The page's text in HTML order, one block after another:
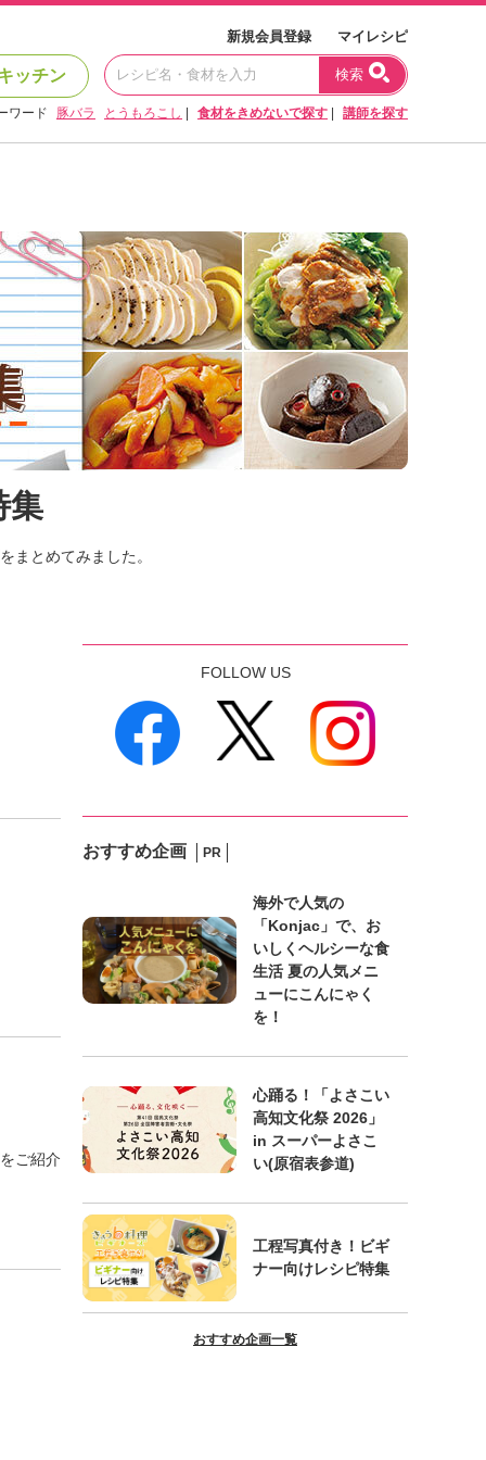
新規会員登録 マイレシピ
ッチン 検索
ワード 豚バラ とうもろこし 食材をきめないで探す 講師を探す
集
まとめてみました。
ご紹介
FOLLOW US
おすすめ企画 PR
海外で人気の
「Konjac」で、お
いしくヘルシーな食
生活 夏の人気メニ
ューにこんにゃく
を！
心踊る！「よさこい
高知文化祭 2026」
in スーパーよさこ
い(原宿表参道)
工程写真付き！ビギ
ナー向けレシピ特集
おすすめ企画一覧